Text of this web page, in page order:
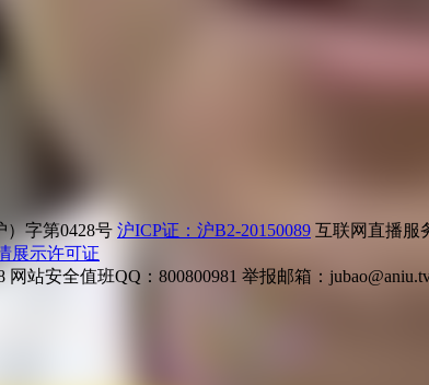
）字第0428号 沪ICP证：沪B2-20150089 互联网直播服
展示许可证
网站安全值班QQ：800800981 举报邮箱：